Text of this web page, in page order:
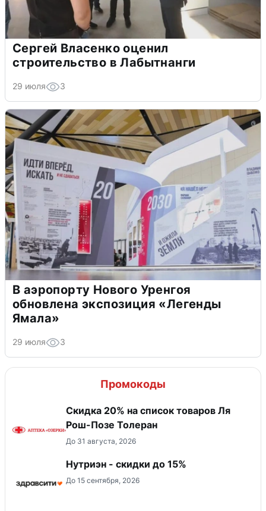
Сергей Власенко оценил
строительство в Лабытнанги
29 июля 3
В аэропорту Нового Уренгоя
обновлена экспозиция «Легенды
Ямала»
29 июля 3
Промокоды
Скидка 20% на список товаров Ля
Рош-Позе Толеран
До 31 августа, 2026
Нутриэн - скидки до 15%
До 15 сентября, 2026